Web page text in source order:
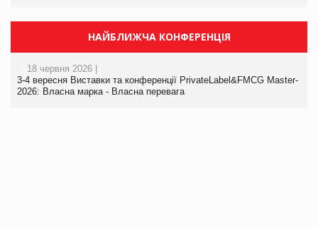
НАЙБЛИЖЧА КОНФЕРЕНЦІЯ
18 червня 2026 |
3-4 вересня Виставки та конференції PrivateLabel&FMCG Master-
2026: Власна марка - Власна перевага